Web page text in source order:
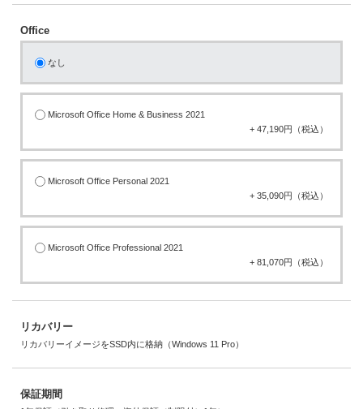
Office
なし
Microsoft Office Home & Business 2021
+ 47,190円（税込）
Microsoft Office Personal 2021
+ 35,090円（税込）
Microsoft Office Professional 2021
+ 81,070円（税込）
リカバリー
リカバリーイメージをSSD内に格納（Windows 11 Pro）
保証期間